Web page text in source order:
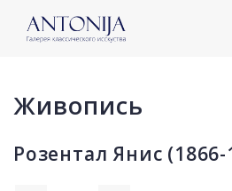
Живопись
Розентал Янис (1866-